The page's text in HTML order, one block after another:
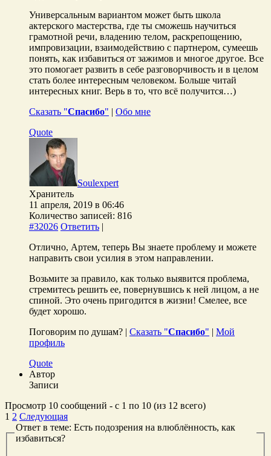
Универсальным вариантом может быть школа
актерского мастерства, где ты сможешь научиться
грамотной речи, владению телом, раскрепощению,
импровизации, взаимодействию с партнером, сумеешь
понять, как избавиться от зажимов и многое другое. Все
это помогает развить в себе разговорчивость и в целом
стать более интересным человеком. Больше читай
интересных книг. Верь в то, что всё получится…)
Сказать "Спасибо" | Обо мне
Quote
Soulexpert
Хранитель
11 апреля, 2019 в 06:46
Количество записей: 816
#32026 Ответить |
Отлично, Артем, теперь Вы знаете проблему и можете
направить свои усилия в этом направлении.
Возьмите за правило, как только выявится проблема,
стремитесь решить ее, повернувшись к ней лицом, а не
спиной. Это очень пригодится в жизни! Смелее, все
будет хорошо.
Поговорим по душам? | Сказать "Спасибо" | Мой
профиль
Quote
Автор
Записи
Просмотр 10 сообщений - с 1 по 10 (из 12 всего)
1 2 Следующая
Ответ в теме: Есть подозрения на влюблённость, как
избавиться?